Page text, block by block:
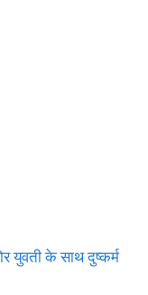
युवती के साथ दुष्कर्म